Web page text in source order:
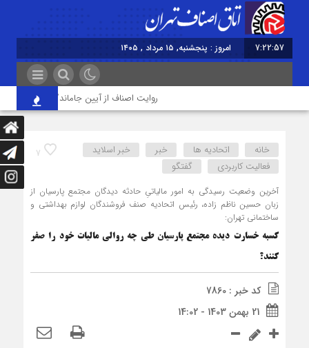
7:22:57 امروز : پنجشنبه, ۱۵ مرداد , ۱۴۰۵
روایت اصناف از آیین جاماندگان اربعین در
7 خانه اتحادیه ها خبر
خبر اسلايد
فعالیت کاربردی
گفتگو
آخرین وضعیت رسیدگی به امور مالیاتیِ حادثه دیدگان مجتمع پارسیان از
زبان حسین ناظم زاده، رئیس اتحادیه صنف فروشندگان لوازم بهداشتی و
ساختمانی تهران:
کسبه خسارت دیده مجتمع پارسیان طی چه روالی مالیات خود را صفر
کنند؟
کد خبر : 7860
21 بهمن 1403 - 14:02